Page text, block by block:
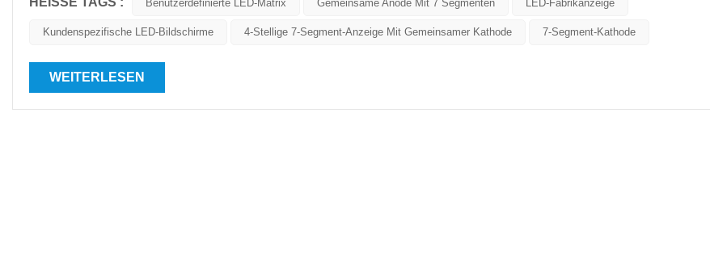
Benutzerdefinierte LED-Matrix Gemeinsame Anode Mit 7 Segmenten LED-Fabrikanzeige
Kundenspezifische LED-Bildschirme 4-Stellige 7-Segment-Anzeige Mit Gemeinsamer Kathode 7-Segment-Kathode
WEITERLESEN